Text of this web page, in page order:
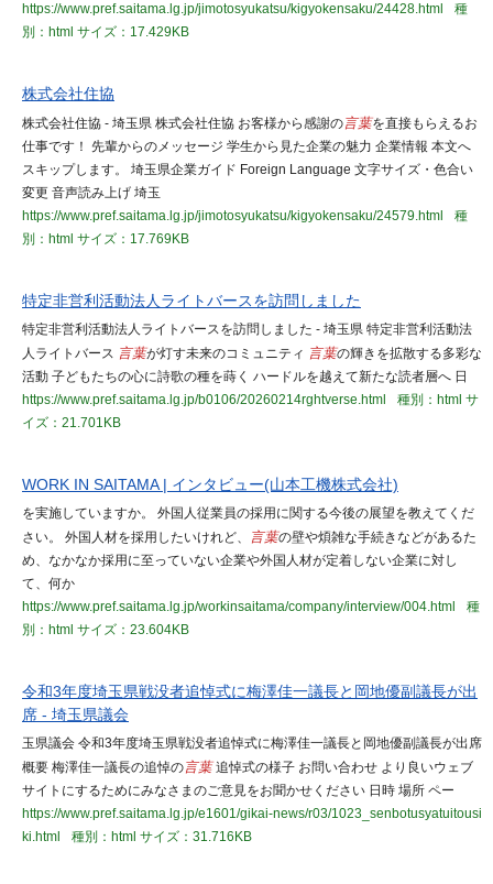
https://www.pref.saitama.lg.jp/jimotosyukatsu/kigyokensaku/24428.html
種
別：html サイズ：17.429KB
株式会社住協
株式会社住協 - 埼玉県 株式会社住協 お客様から感謝の言葉を直接もらえるお
仕事です！ 先輩からのメッセージ 学生から見た企業の魅力 企業情報 本文へ
スキップします。 埼玉県企業ガイド Foreign Language 文字サイズ・色合い
変更 音声読み上げ 埼玉
https://www.pref.saitama.lg.jp/jimotosyukatsu/kigyokensaku/24579.html
種
別：html サイズ：17.769KB
特定非営利活動法人ライトバースを訪問しました
特定非営利活動法人ライトバースを訪問しました - 埼玉県 特定非営利活動法
人ライトバース 言葉が灯す未来のコミュニティ 言葉の輝きを拡散する多彩な
活動 子どもたちの心に詩歌の種を蒔く ハードルを越えて新たな読者層へ 日
https://www.pref.saitama.lg.jp/b0106/20260214rghtverse.html
種別：html サ
イズ：21.701KB
WORK IN SAITAMA | インタビュー(山本工機株式会社)
を実施していますか。 外国人従業員の採用に関する今後の展望を教えてくだ
さい。 外国人材を採用したいけれど、
言葉の壁や煩雑な手続きなどがあるた
め、なかなか採用に至っていない企業や外国人材が定着しない企業に対し
て、何か
https://www.pref.saitama.lg.jp/workinsaitama/company/interview/004.html
種
別：html サイズ：23.604KB
令和3年度埼玉県戦没者追悼式に梅澤佳一議長と岡地優副議長が出
席 - 埼玉県議会
玉県議会 令和3年度埼玉県戦没者追悼式に梅澤佳一議長と岡地優副議長が出席
概要 梅澤佳一議長の追悼の言葉追悼式の様子 お問い合わせ より良いウェブ
サイトにするためにみなさまのご意見をお聞かせください 日時 場所 ペー
https://www.pref.saitama.lg.jp/e1601/gikai-news/r03/1023_senbotusyatuitousi
ki.html
種別：html サイズ：31.716KB